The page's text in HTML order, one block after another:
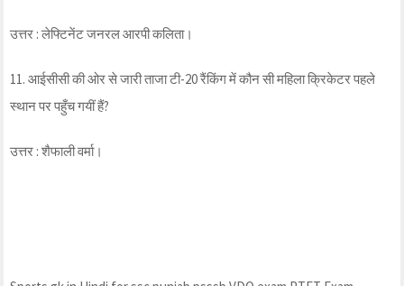
उत्तर : लेफ्टिनेंट जनरल आरपी कलिता।
11. आईसीसी की ओर से जारी ताजा टी-20 रैंकिंग में कौन सी महिला क्रिकेटर पहले
स्थान पर पहुँच गयीं हैं?
उत्तर : शैफाली वर्मा।